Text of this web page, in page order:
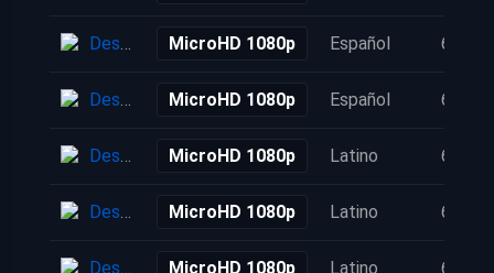
Descarga MicroHD 1080p Español 6 años
Descarga MicroHD 1080p Español 6 años
Descarga MicroHD 1080p Latino 6 años
Descarga MicroHD 1080p Latino 6 años
Descarga MicroHD 1080p Latino 6 años